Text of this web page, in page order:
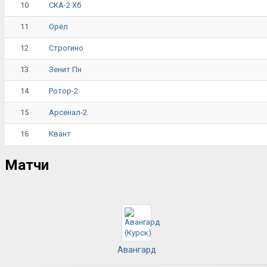
10 СКА-2 Хб
11 Орёл
12 Строгино
13 Зенит Пн
14 Ротор-2
15 Арсенал-2
16 Квант
Матчи
Авангард